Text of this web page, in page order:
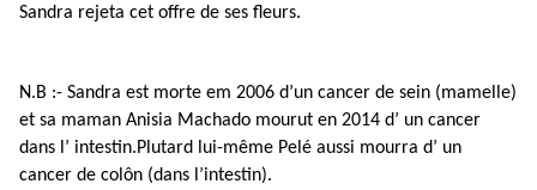
Sandra rejeta cet offre de ses fleurs.
N.B :- Sandra est morte em 2006 d’un cancer de sein (mamelle)
et sa maman Anisia Machado mourut en 2014 d’ un cancer
dans l’ intestin.Plutard lui-même Pelé aussi mourra d’ un
cancer de colôn (dans l’intestin).